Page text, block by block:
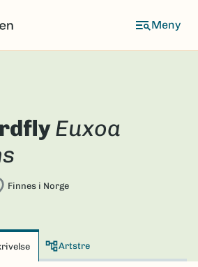
Euxoa
Finnes i Norge
Artstre